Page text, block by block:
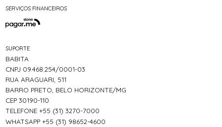
SERVIÇOS FINANCEIROS
SUPORTE
BABITA
CNPJ 09.468.254/0001-03
RUA ARAGUARI, 511
BARRO PRETO, BELO HORIZONTE/MG
CEP 30190-110
TELEFONE +55 (31) 3270-7000
WHATSAPP +55 (31) 98652-4600